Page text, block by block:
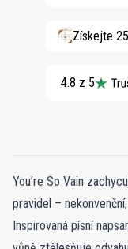
Získejte
4.8 z 5
You’re So Vain
pravidel –
Inspirovaná písní